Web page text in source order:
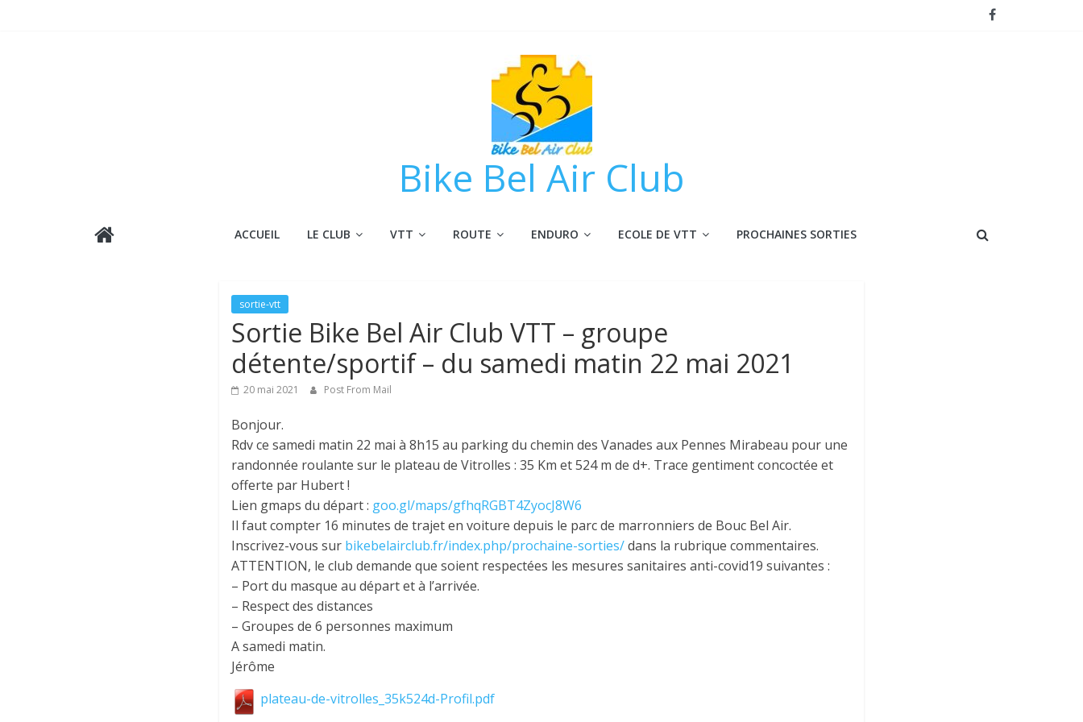
Bike Bel Air Club
ACCUEIL LE CLUB VTT ROUTE ENDURO ECOLE DE VTT PROCHAINES SORTIES
sortie-vtt
Sortie Bike Bel Air Club VTT – groupe
détente/sportif – du samedi matin 22 mai 2021
20 mai 2021 Post From Mail
Bonjour.
Rdv ce samedi matin 22 mai à 8h15 au parking du chemin des Vanades aux Pennes Mirabeau pour une
randonnée roulante sur le plateau de Vitrolles : 35 Km et 524 m de d+. Trace gentiment concoctée et
offerte par Hubert !
Lien gmaps du départ : goo.gl/maps/gfhqRGBT4ZyocJ8W6
Il faut compter 16 minutes de trajet en voiture depuis le parc de marronniers de Bouc Bel Air.
Inscrivez-vous sur bikebelairclub.fr/index.php/prochaine-sorties/dans la rubrique commentaires.
ATTENTION, le club demande que soient respectées les mesures sanitaires anti-covid19 suivantes :
– Port du masque au départ et à l’arrivée.
– Respect des distances
– Groupes de 6 personnes maximum
A samedi matin.
Jérôme
plateau-de-vitrolles_35k524d-Profil.pdf